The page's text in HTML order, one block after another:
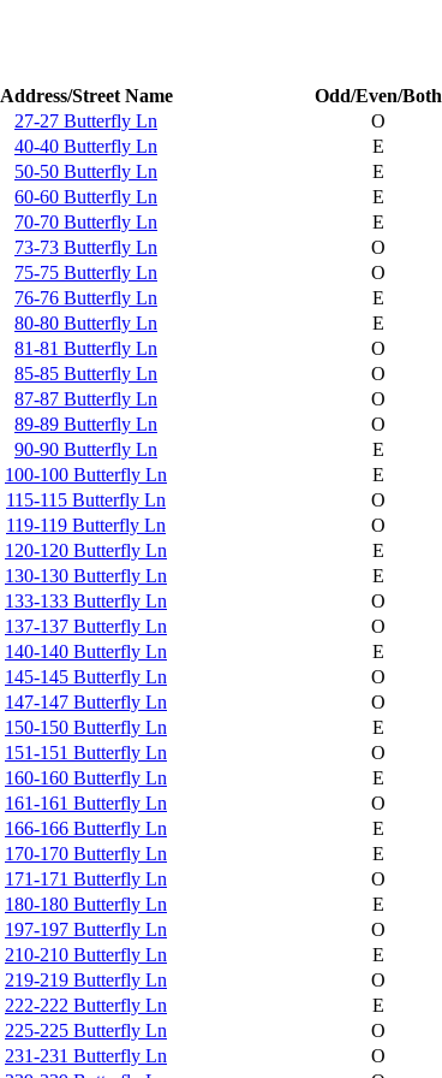
Address/Street Name
Odd/Even/Both
27-27 Butterfly Ln
O
40-40 Butterfly Ln
E
50-50 Butterfly Ln
E
60-60 Butterfly Ln
E
70-70 Butterfly Ln
E
73-73 Butterfly Ln
O
75-75 Butterfly Ln
O
76-76 Butterfly Ln
E
80-80 Butterfly Ln
E
81-81 Butterfly Ln
O
85-85 Butterfly Ln
O
87-87 Butterfly Ln
O
89-89 Butterfly Ln
O
90-90 Butterfly Ln
E
100-100 Butterfly Ln
E
115-115 Butterfly Ln
O
119-119 Butterfly Ln
O
120-120 Butterfly Ln
E
130-130 Butterfly Ln
E
133-133 Butterfly Ln
O
137-137 Butterfly Ln
O
140-140 Butterfly Ln
E
145-145 Butterfly Ln
O
147-147 Butterfly Ln
O
150-150 Butterfly Ln
E
151-151 Butterfly Ln
O
160-160 Butterfly Ln
E
161-161 Butterfly Ln
O
166-166 Butterfly Ln
E
170-170 Butterfly Ln
E
171-171 Butterfly Ln
O
180-180 Butterfly Ln
E
197-197 Butterfly Ln
O
210-210 Butterfly Ln
E
219-219 Butterfly Ln
O
222-222 Butterfly Ln
E
225-225 Butterfly Ln
O
231-231 Butterfly Ln
O